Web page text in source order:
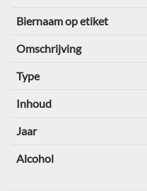
Biernaam op etiket
Omschrijving
Type
Inhoud
Jaar
Alcohol